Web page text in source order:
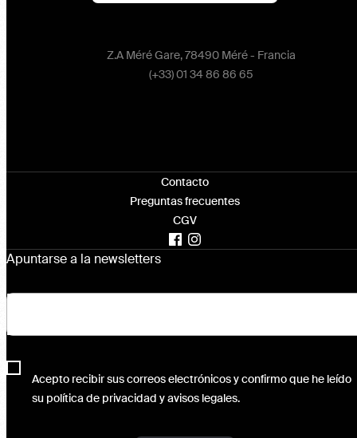
Z.A Méré Gare, 78490 Méré - Francia
(+33) 01 34 86 86 65
Contacto
Preguntas frecuentes
CGV
Apuntarse a la newsletters
Acepto recibir sus correos electrónicos y confirmo que he leído
su política de privacidad y avisos legales.